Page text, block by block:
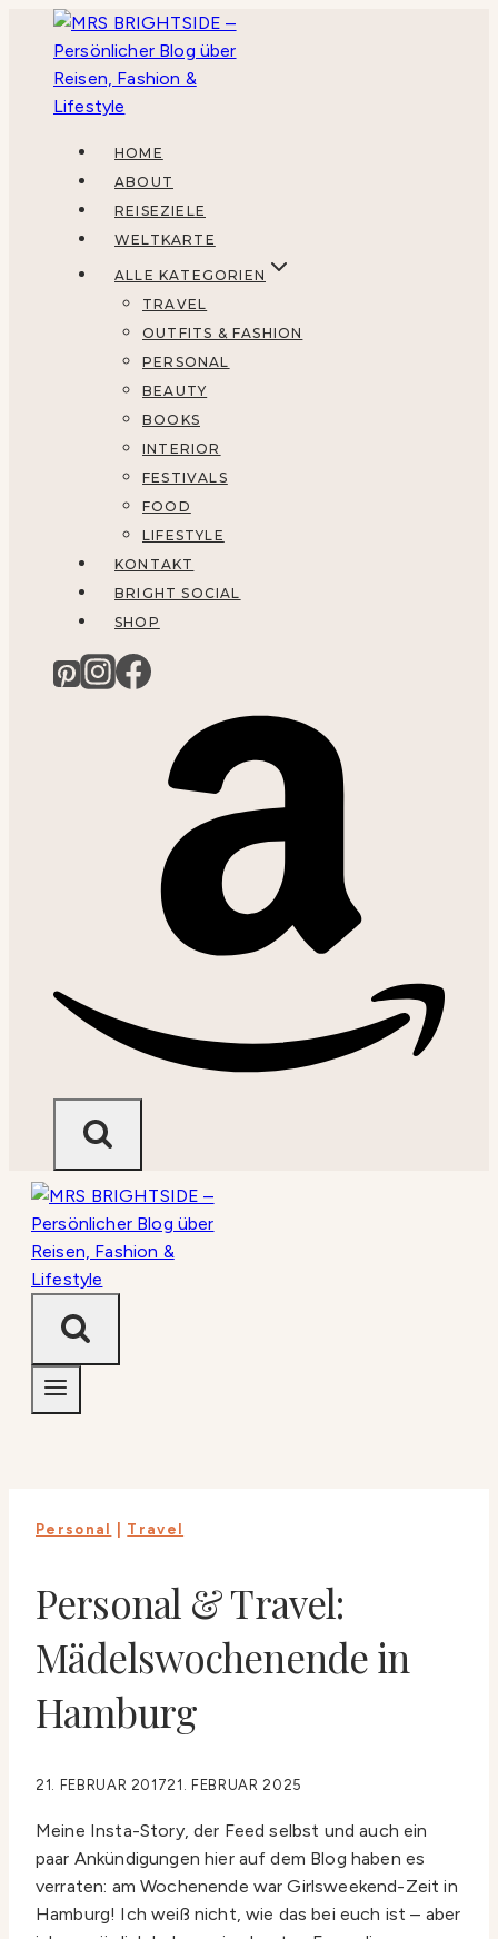
springen
HOME
ABOUT
REISEZIELE
WELTKARTE
ALLE KATEGORIEN
TRAVEL
OUTFITS & FASHION
PERSONAL
BEAUTY
BOOKS
INTERIOR
FESTIVALS
FOOD
LIFESTYLE
KONTAKT
BRIGHT SOCIAL
SHOP
Personal Travel
Personal & Travel:
Mädelswochenende in
Hamburg
21. FEBRUAR 201721. FEBRUAR 2025
Meine Insta-Story, der Feed selbst und auch ein
paar Ankündigungen hier auf dem Blog haben es
verraten: am Wochenende war Girlsweekend-Zeit in
Hamburg! Ich weiß nicht, wie das bei euch ist – aber